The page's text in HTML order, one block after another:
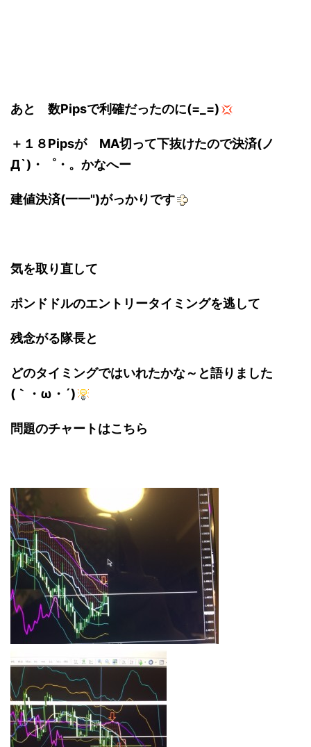
あと 数Pipsで利確だったのに(=_=)
＋１８Pipsが MA切って下抜けたので決済(ノ
Д`)・゜・。かなへー
建値決済(一一")がっかりです
気を取り直して
ポンドドルのエントリータイミングを逃して
残念がる隊長と
どのタイミングではいれたかな～と語りました
(｀・ω・´)
問題のチャートはこちら